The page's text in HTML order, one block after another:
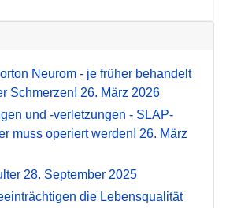
Neurom - je früher behandelt
Schmerzen! 26. März 2026
und -verletzungen - SLAP-
muss operiert werden! 26. März
28. September 2025
die Lebensqualität